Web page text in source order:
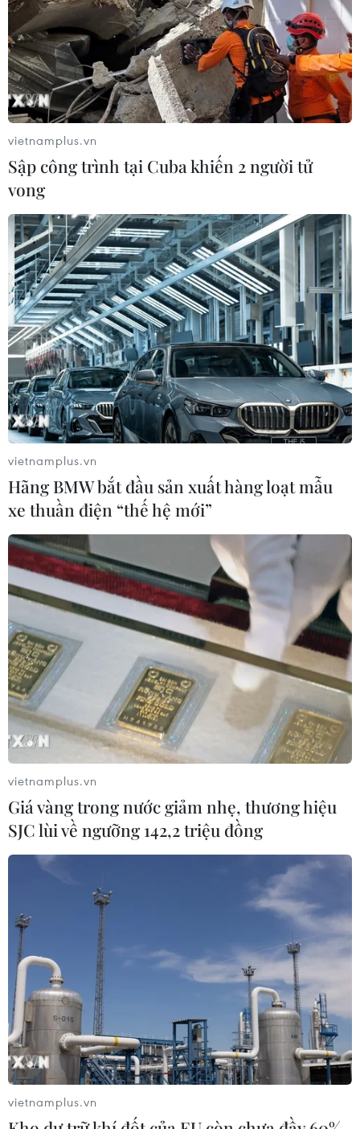
Cà Mau quảng bá thương hiệu, kết nối đầu tư, đưa
ngành tôm phát triển bền vững
07/08/2026 03:04
vietnamplus.vn
Sập công trình tại Cuba khiến 2 người tử
vong
vietnamplus.vn
Hãng BMW bắt đầu sản xuất hàng loạt mẫu
xe thuần điện “thế hệ mới”
vietnamplus.vn
Giá vàng trong nước giảm nhẹ, thương hiệu
SJC lùi về ngưỡng 142,2 triệu đồng
vietnamplus.vn